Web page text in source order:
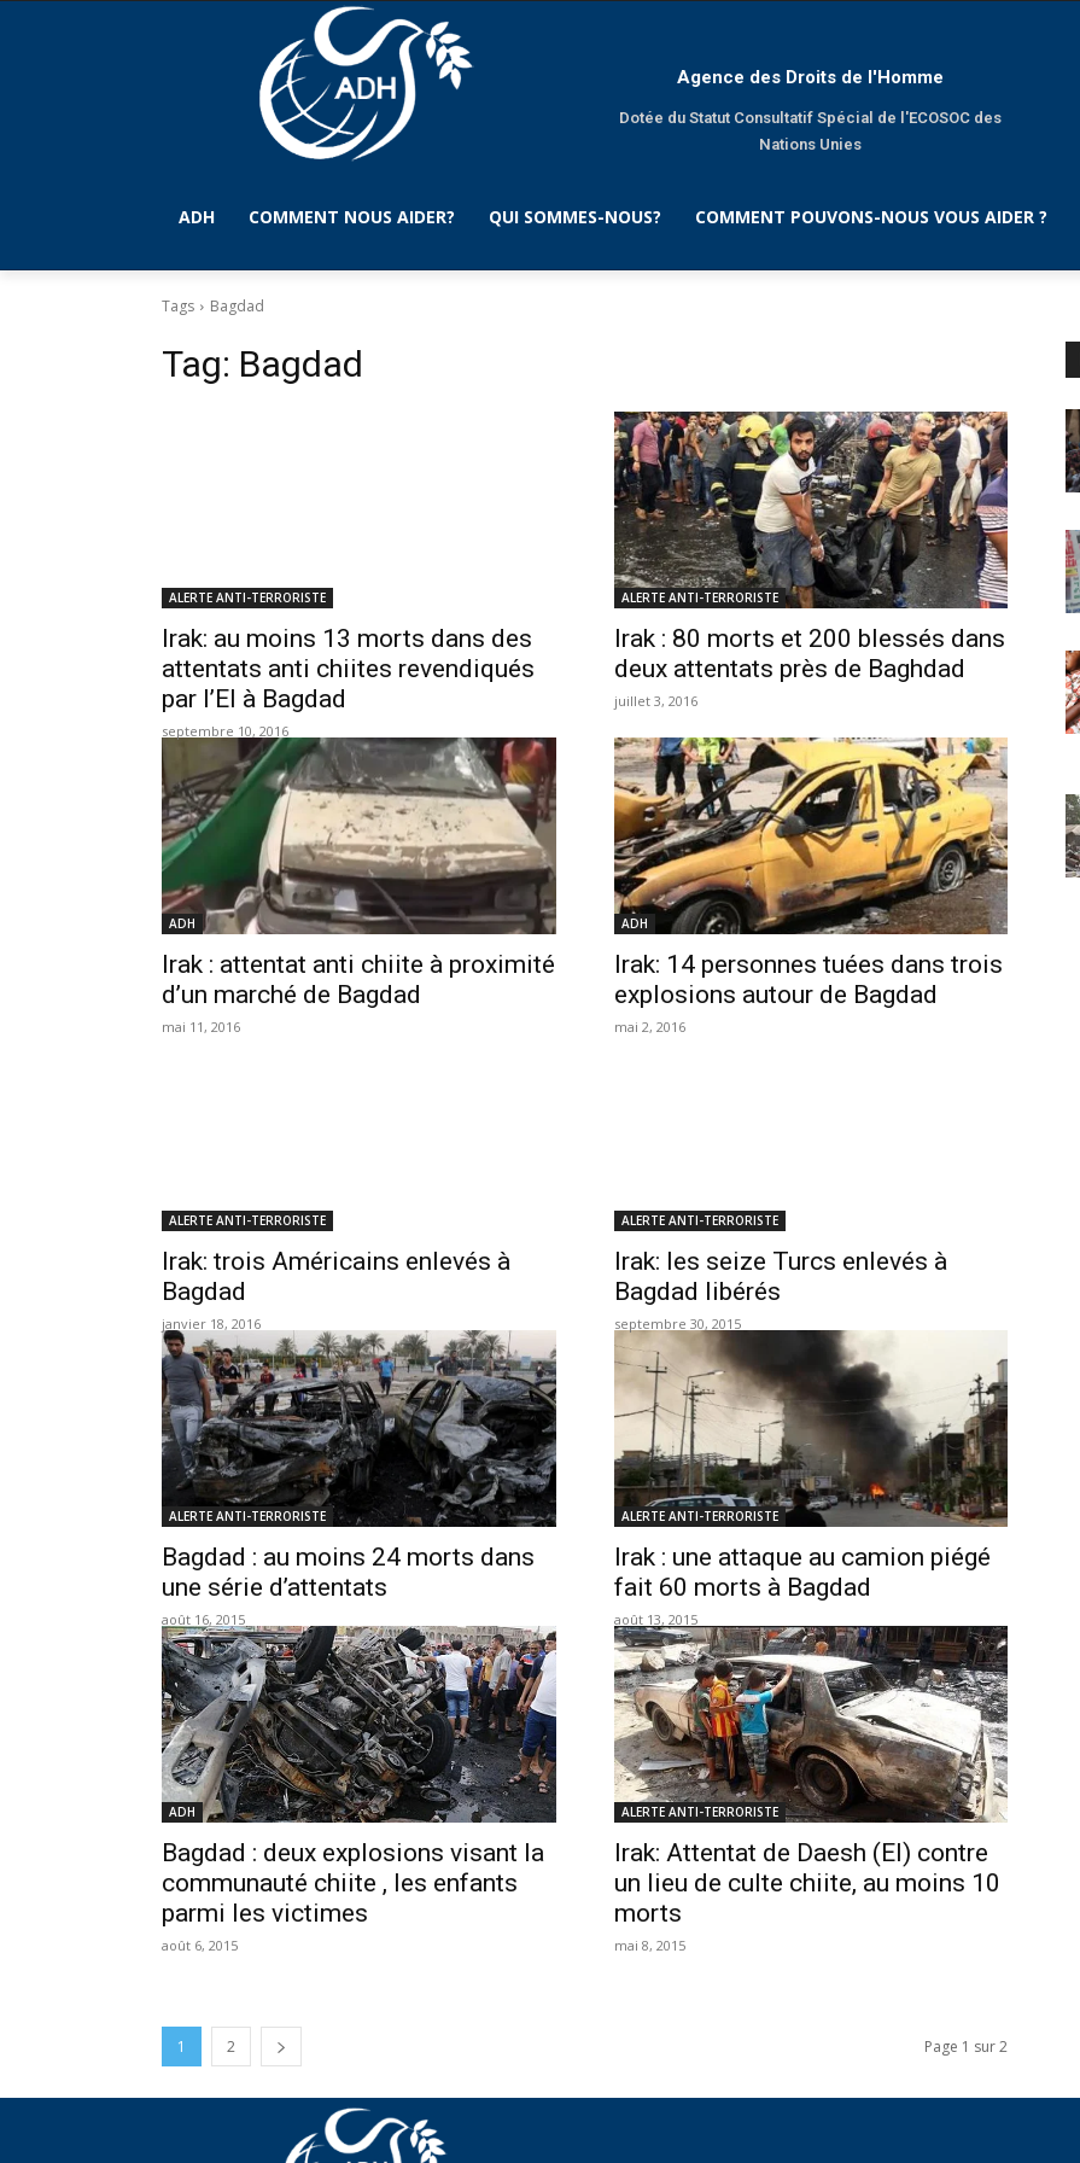
Agence des Droits de l'Homme
Dotée du Statut Consultatif Spécial de l'ECOSOC des
Nations Unies
ADH COMMENT NOUS AIDER? QUI SOMMES-NOUS? COMMENT POUVONS-NOUS VOUS AIDER ?
Tags Bagdad
Tag: Bagdad
ALERTE ANTI-TERRORISTE
Irak: au moins 13 morts dans des
attentats anti chiites revendiqués
par l’EI à Bagdad
septembre 10, 2016
ALERTE ANTI-TERRORISTE
Irak : 80 morts et 200 blessés dans
deux attentats près de Baghdad
juillet 3, 2016
ADH
Irak : attentat anti chiite à proximité
d’un marché de Bagdad
mai 11, 2016
ADH
Irak: 14 personnes tuées dans trois
explosions autour de Bagdad
mai 2, 2016
ALERTE ANTI-TERRORISTE
Irak: trois Américains enlevés à
Bagdad
janvier 18, 2016
ALERTE ANTI-TERRORISTE
Irak: les seize Turcs enlevés à
Bagdad libérés
septembre 30, 2015
ALERTE ANTI-TERRORISTE
Bagdad : au moins 24 morts dans
une série d’attentats
août 16, 2015
ALERTE ANTI-TERRORISTE
Irak : une attaque au camion piégé
fait 60 morts à Bagdad
août 13, 2015
ADH
Bagdad : deux explosions visant la
communauté chiite , les enfants
parmi les victimes
août 6, 2015
ALERTE ANTI-TERRORISTE
Irak: Attentat de Daesh (EI) contre
un lieu de culte chiite, au moins 10
morts
mai 8, 2015
1 2 Page 1 sur 2